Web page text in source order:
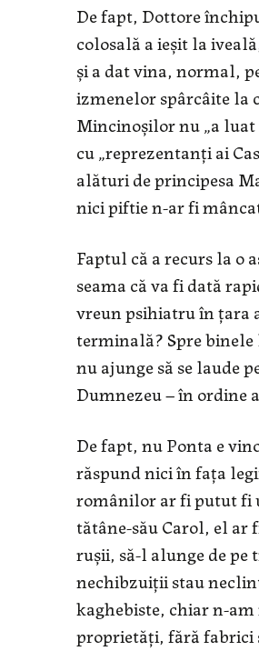
De fapt, Dottore
colosală a ieşit la
şi a dat vina, normal,
izmenelor spârcâite la
Mincinoşilor nu „a luat
cu „reprezentanţi ai
alături de principesa
nici piftie n-ar fi
Faptul că a recurs la o
seama că va fi dată
vreun psihiatru în ţara
terminală? Spre
nu ajunge să se laude
Dumnezeu – în ordine
De fapt, nu Ponta e
răspund nici în faţa
românilor ar fi putut fi
tătâne-său Carol, el ar
ruşii, să-l alunge de
nechibzuiţii stau
kaghebiste, chiar n-
proprietăţi, fără fabrici